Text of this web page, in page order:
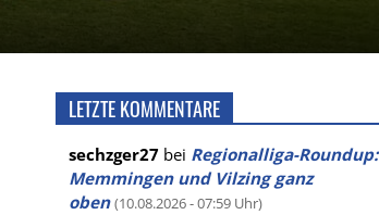
LETZTE KOMMENTARE
sechzger27 bei Regionalliga-Roundup:
Memmingen und Vilzing ganz
oben (10.08.2026 - 07:59 Uhr)